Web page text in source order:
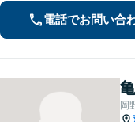
電話でお問い合
岡